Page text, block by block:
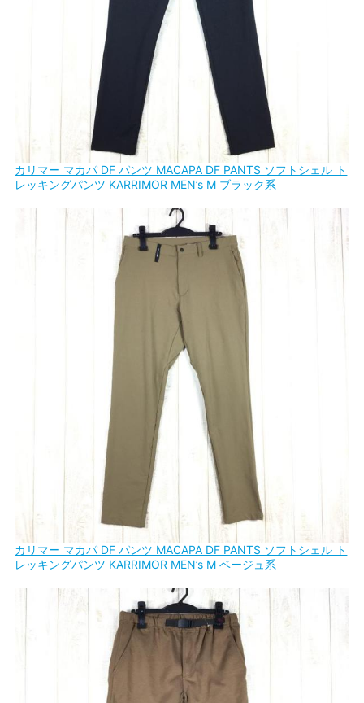
カリマー マカパ DF パンツ MACAPA DF PANTS ソフトシェル ト
レッキングパンツ KARRIMOR MEN’s M ブラック系
カリマー マカパ DF パンツ MACAPA DF PANTS ソフトシェル ト
レッキングパンツ KARRIMOR MEN’s M ベージュ系